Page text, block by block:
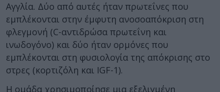
Αγγλία. Δύο από αυτές ήταν πρωτεΐνες που
εμπλέκονται στην έμφυτη ανοσοαπόκριση στη
φλεγμονή (C-αντιδρώσα πρωτεΐνη και
ινωδογόνο) και δύο ήταν ορμόνες που
εμπλέκονται στη φυσιολογία της απόκρισης στο
στρες (κορτιζόλη και IGF-1).
Η ομάδα χρησιμοποίησε μια εξελιγμένη